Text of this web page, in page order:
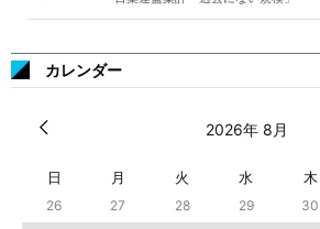
カレンダー
2026年 8月
日 月 火 水 木
26 27 28 29 30